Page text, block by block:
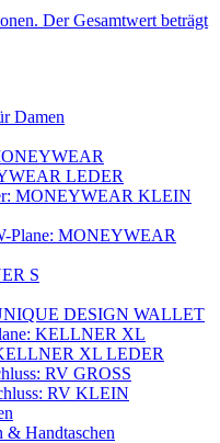
Der Gesamtwert beträgt
Damen
LEDER
MONEYWEAR KLEIN
Plane: MONEYWEAR
S
DESIGN WALLET
KELLNER XL
XL LEDER
RV GROSS
RV KLEIN
& Handtaschen